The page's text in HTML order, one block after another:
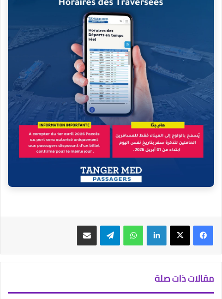
فيسبوك‫X لينكدإن واتساب تيلقرام مشاركة عبر البريد
مقالات ذات صلة